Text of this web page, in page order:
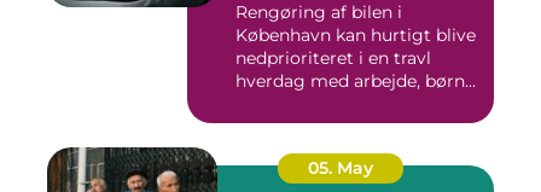
Rengøring af bilen i
København kan hurtigt blive
nedprioriteret i en travl
hverdag med arbejde, børn...
05. May